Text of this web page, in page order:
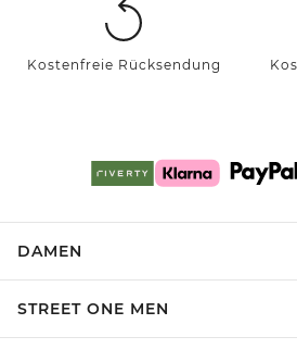
Kostenfreie Rücksendung
DAMEN
STREET ONE MEN